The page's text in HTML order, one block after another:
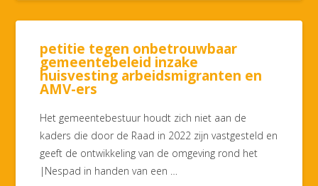
petitie tegen onbetrouwbaar
gemeentebeleid inzake
huisvesting arbeidsmigranten en
AMV-ers
Het gemeentebestuur houdt zich niet aan de
kaders die door de Raad in 2022 zijn vastgesteld en
geeft de ontwikkeling van de omgeving rond het
|Nespad in handen van een …